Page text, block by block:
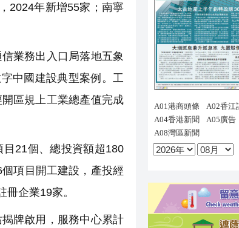
2024年新增55家；南寧
業務出入口局落地五象
中國建設典型案例。工
區規上工業總產值完成
21個、總投資額超180
項目開工建設，產投經
企業19家。
牌啟用，服務中心累計